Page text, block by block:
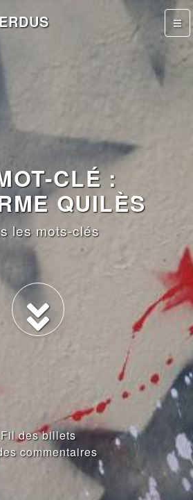
CLÉ :
QUILÈS
les mots-clés
Fil des billets
commentaires